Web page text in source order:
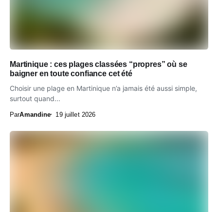
Martinique : ces plages classées “propres” où se
baigner en toute confiance cet été
Choisir une plage en Martinique n’a jamais été aussi simple,
surtout quand...
ParAmandine 19 juillet 2026